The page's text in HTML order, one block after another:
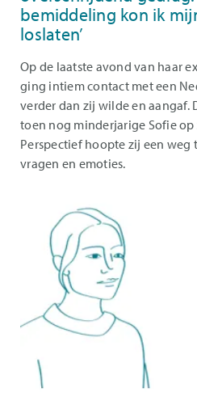
bemiddeling kon ik
loslaten’
Op de laatste avond van haar
ging intiem contact met een
verder dan zij wilde en aangaf.
toen nog minderjarige Sofie op
Perspectief hoopte zij een weg
vragen en emoties.